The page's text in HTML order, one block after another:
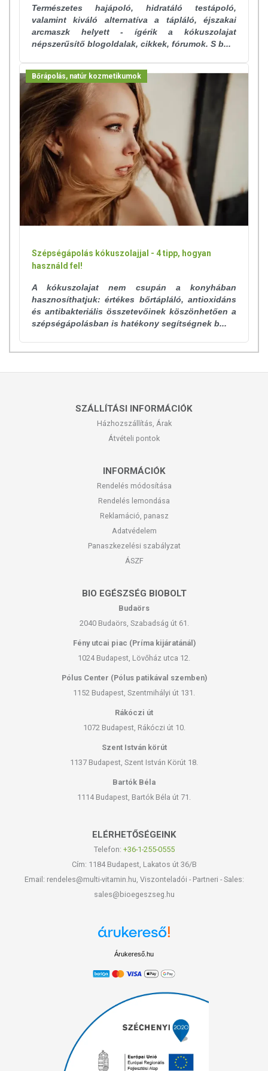
Természetes hajápoló, hidratáló testápoló,
valamint kiváló alternatíva a tápláló, éjszakai
arcmaszk helyett - ígérik a kókuszolajat
népszerűsítő blogoldalak, cikkek, fórumok. S b...
Bőrápolás, natúr kozmetikumok
Szépségápolás kókuszolajjal - 4 tipp, hogyan
használd fel!
A kókuszolajat nem csupán a konyhában
hasznosíthatjuk: értékes bőrtápláló, antioxidáns
és antibakteriális összetevőinek köszönhetően a
szépségápolásban is hatékony segítségnek b...
SZÁLLÍTÁSI INFORMÁCIÓK
Házhozszállítás, Árak
Átvételi pontok
INFORMÁCIÓK
Rendelés módosítása
Rendelés lemondása
Reklamáció, panasz
Adatvédelem
Panaszkezelési szabályzat
ÁSZF
BIO EGÉSZSÉG BIOBOLT
Budaörs
2040 Budaörs, Szabadság út 61.
Fény utcai piac (Príma kijáratánál)
1024 Budapest, Lövőház utca 12.
Pólus Center (Pólus patikával szemben)
1152 Budapest, Szentmihályi út 131.
Rákóczi út
1072 Budapest, Rákóczi út 10.
Szent István körút
1137 Budapest, Szent István Körút 18.
Bartók Béla
1114 Budapest, Bartók Béla út 71.
ELÉRHETŐSÉGEINK
Telefon: +36-1-255-0555
Cím: 1184 Budapest, Lakatos út 36/B
Email: rendeles@multi-vitamin.hu, Viszonteladói - Partneri - Sales:
sales@bioegeszseg.hu
Árukereső.hu